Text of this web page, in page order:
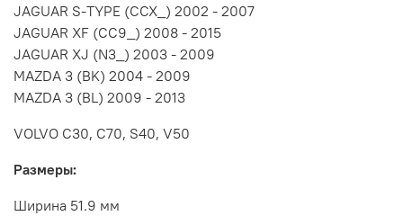
JAGUAR S-TYPE (CCX_) 2002 - 2007
JAGUAR XF (CC9_) 2008 - 2015
JAGUAR XJ (N3_) 2003 - 2009
MAZDA 3 (BK) 2004 - 2009
MAZDA 3 (BL) 2009 - 2013
VOLVO C30, C70, S40, V50
Размеры:
Ширина 51.9 мм